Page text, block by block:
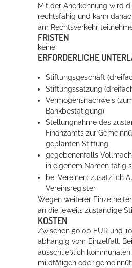
Mit der Anerkennung wird
rechtsfähig und kann
am Rechtsverkehr
FRISTEN
keine
ERFORDERLICHE
Stiftungsgeschäft
Stiftungssatzung
Vermögensnachweis
Bankbestätigung)
Stellungnahme des
Finanzamts zur
geplanten Stiftung
gegebenenfalls
in eigenem Namen tätig
bei Vereinen: zusätzlich
Vereinsregister
Wegen weiterer
an die jeweils zuständige
KOSTEN
Zwischen 50,00 EUR und
abhängig vom Einzelfall.
ausschließlich
mildtätigen oder